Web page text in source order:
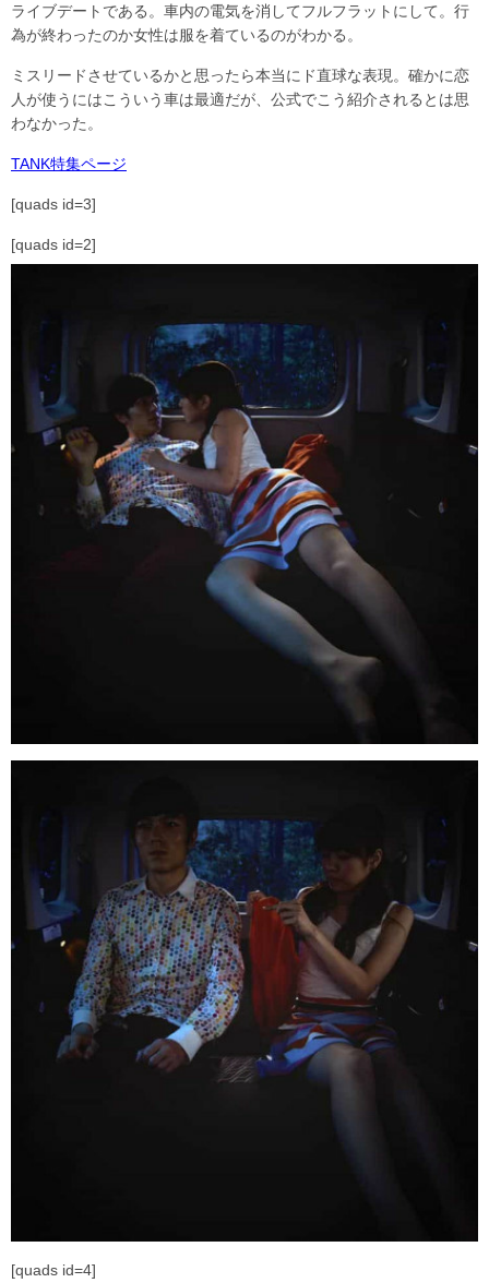
ライブデートである。車内の電気を消してフルフラットにして。行
為が終わったのか女性は服を着ているのがわかる。
ミスリードさせているかと思ったら本当にド直球な表現。確かに恋
人が使うにはこういう車は最適だが、公式でこう紹介されるとは思
わなかった。
TANK特集ページ
[quads id=3]
[quads id=2]
[quads id=4]